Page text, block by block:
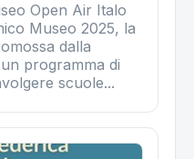
Open Air Italo
Museo 2025, la
dalla
programma di
scuole...